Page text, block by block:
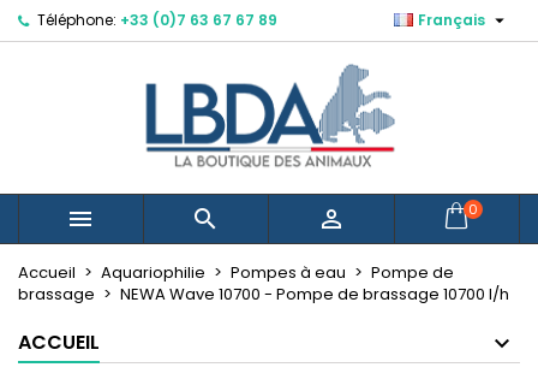
Téléphone: +33 (0)7 63 67 67 89 Français 
   0
Accueil Aquariophilie Pompes à eau
Pompe de
brassage
NEWA Wave 10700 - Pompe de brassage 10700 l/h
ACCUEIL
Mes listes d'envies ×
Créer une nouvelle liste
Créer une liste d'envies ×
Nom de la liste d'envies
Annuler Créer une liste d'envies
Connexion ×
Vous devez être connecté pour ajouter des produits
à votre liste d'envies.
Annuler Connexion